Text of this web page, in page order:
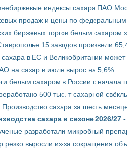
индексы сахара ПАО
продаж и цены по федеральным
биржевых торгов белым сахаром
15 заводов произвели
сахара в ЕС и Великобритании
на сахар в июле вырос на 5,6%
белым сахаром в России с начала
500 тыс. т сахарной
сахара за шесть
сахара в сезоне 2026/
разработали микробный
резко выросли из-за сокращения